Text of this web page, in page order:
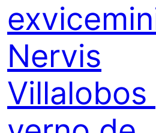
Nervis